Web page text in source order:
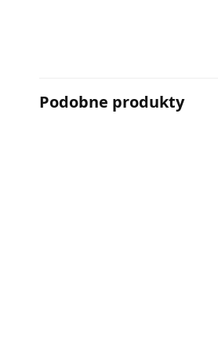
Podobne produkty